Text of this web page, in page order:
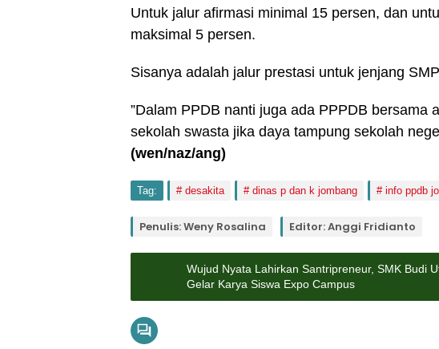
Untuk jalur afirmasi minimal 15 persen, dan
maksimal 5 persen.
Sisanya adalah jalur prestasi untuk jenjang
”Dalam PPDB nanti juga ada PPPDB bersama
sekolah swasta jika daya tampung sekolah
(wen/naz/ang)
Tag: desakita dinas p dan k jombang info ppdb
Penulis: Weny Rosalina Editor: Anggi Fridianto
Wujud Nyata Lahirkan Santripreneur, SMK Budi
Gelar Karya Siswa Expo Campus